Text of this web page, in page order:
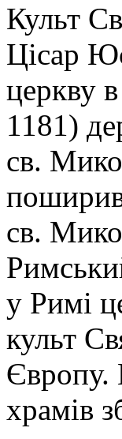
Культ
Цісар
церкву
1181)
св.
св.
у Римі
культ
Європу.
храмів